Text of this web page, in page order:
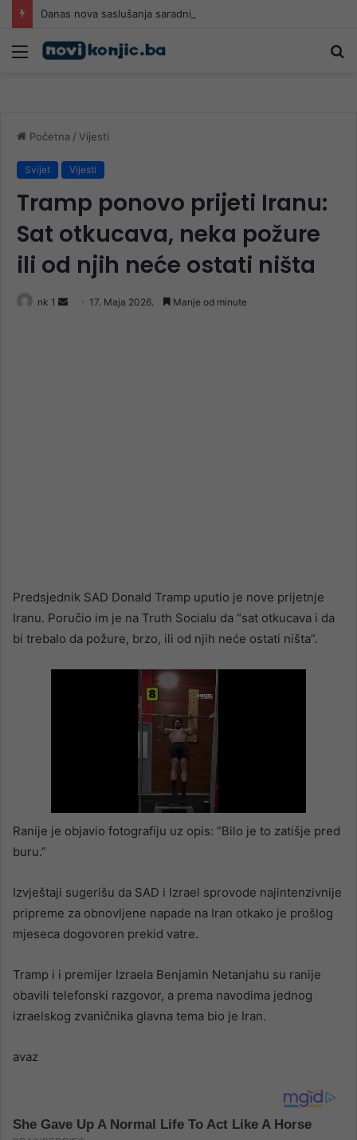
Meni
Početna / Vijesti
Svijet Vijesti
Tramp ponovo prijeti Iranu:
Sat otkucava, neka požure
ili od njih neće ostati ništa
nk 1
Send 17. Maja 2026. Manje od minute
Predsjednik SAD Donald Tramp uputio je nove prijetnje
Iranu. Poručio im je na Truth Socialu da “sat otkucava i da
bi trebalo da požure, brzo, ili od njih neće ostati ništa”.
Ranije je objavio fotografiju uz opis: “Bilo je to zatišje pred
buru.”
Izvještaji sugerišu da SAD i Izrael sprovode najintenzivnije
pripreme za obnovljene napade na Iran otkako je prošlog
mjeseca dogovoren prekid vatre.
Tramp i i premijer Izraela Benjamin Netanjahu su ranije
obavili telefonski razgovor, a prema navodima jednog
izraelskog zvaničnika glavna tema bio je Iran.
avaz